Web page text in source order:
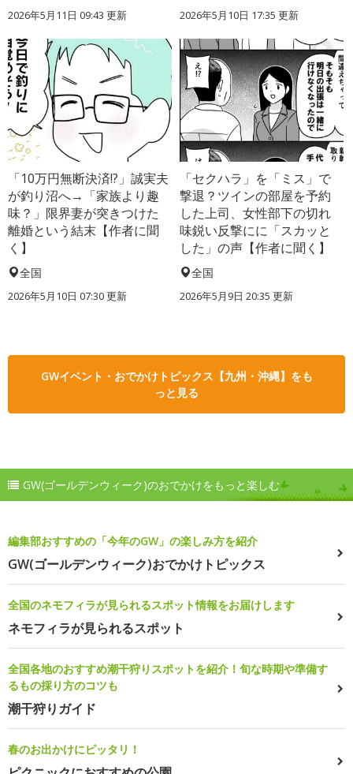
2026年5月11日 09:43 更新 2026年5月10日 17:35 更新
「10万円無断決済!?」誠実夫
が釣り沼へ→「家族より趣
味？」限界妻が突きつけた
離婚という結末【作者に聞
く】
全国
2026年5月10日 07:30 更新
「セクハラ」を「ミス」で
撃退？ツインの部屋を予約
した上司、女性部下の切れ
味鋭い反撃にに「スカッと
した」の声【作者に聞く】
全国
2026年5月9日 20:35 更新
GWイベント・おでかけトピックス【九州・沖縄】をも
っと見る
GW(ゴールデンウィーク)のおでかけをもっと楽しむ
編集部おすすめの「今年のGW」の楽しみ方を紹介
GW(ゴールデンウィーク)おでかけトピックス
全国のネモフィラが見られるスポット情報をお届けします
ネモフィラが見られるスポット
全国各地のおすすめ潮干狩りスポットを紹介！旬な時期や準備す
るもの採り方のコツも
潮干狩りガイド
春のお出かけにピッタリ！